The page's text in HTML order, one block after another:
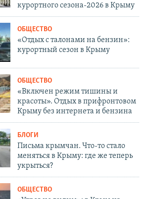
курортного сезона-2026 в Крыму
ОБЩЕСТВО
«Отдых с талонами на бензин»:
курортный сезон в Крыму
ОБЩЕСТВО
«Включен режим тишины и
красоты». Отдых в прифронтовом
Крыму без интернета и бензина
БЛОГИ
Письма крымчан. Что-то стало
меняться в Крыму: где же теперь
укрыться?
ОБЩЕСТВО